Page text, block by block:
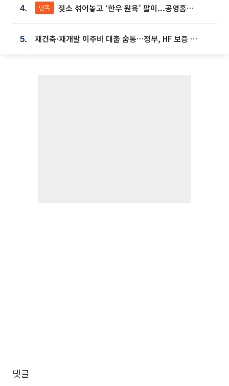
4. 단독 젖소 섞어놓고 ‘한우 원육’ 팔이...공영홈쇼핑 표기·검증 구멍
5. 재건축·재개발 이주비 대출 숨통…정부, HF 보증 신설 추진
댓글